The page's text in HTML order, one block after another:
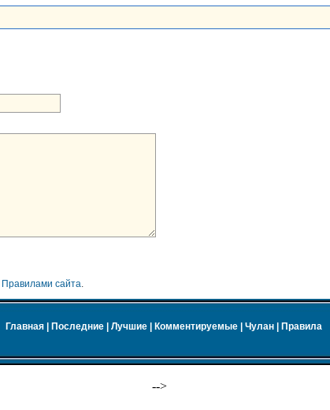
Правилами сайта.
Главная Последние Лучшие Комментируемые Чулан Правила
-->